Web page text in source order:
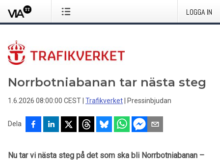
LOGGA IN
Norrbotniabanan tar nästa steg
1.6.2026 08:00:00 CEST Trafikverket Pressinbjudan
Dela
Nu tar vi nästa steg på det som ska bli Norrbotniabanan –